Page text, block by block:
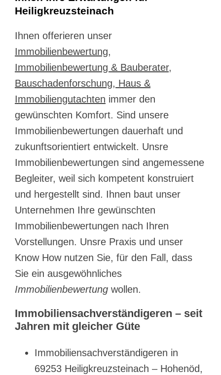
Heiligkreuzsteinach
Ihnen offerieren unser
Immobilienbewertung,
Immobilienbewertung & Bauberater,
Bauschadenforschung, Haus &
Immobiliengutachten immer den
gewünschten Komfort. Sind unsere
Immobilienbewertungen dauerhaft und
zukunftsorientiert entwickelt. Unsre
Immobilienbewertungen sind angemessene
Begleiter, weil sich kompetent konstruiert
und hergestellt sind. Ihnen baut unser
Unternehmen Ihre gewünschten
Immobilienbewertungen nach Ihren
Vorstellungen. Unsre Praxis und unser
Know How nutzen Sie, für den Fall, dass
Sie ein ausgewöhnliches
Immobilienbewertung wollen.
Immobiliensachverständigeren – seit
Jahren mit gleicher Güte
Immobiliensachverständigeren in
69253 Heiligkreuzsteinach – Hohenöd,